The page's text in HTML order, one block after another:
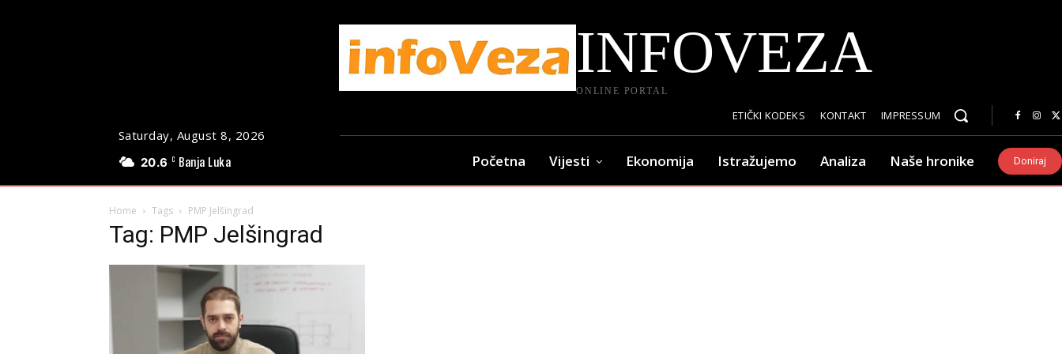
Saturday, August 8, 2026
20.6 C Banja Luka
INFOVEZA
ONLINE PORTAL
ETIČKI KODEKS KONTAKT IMPRESSUM
Početna Vijesti Ekonomija Istražujemo Analiza Naše hronike Doniraj
Home Tags PMP Jelšingrad
Tag: PMP Jelšingrad